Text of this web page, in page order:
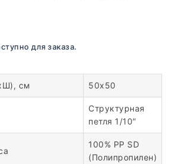
для заказа.
см 50х50
Структурная
петля 1/10″
100% PP SD
(Полипропилен)